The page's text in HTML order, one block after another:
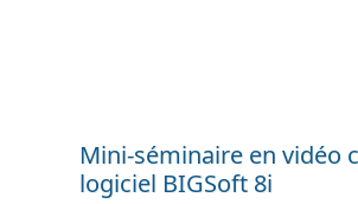
Mini-séminaire en vidéo
logiciel BIGSoft 8i